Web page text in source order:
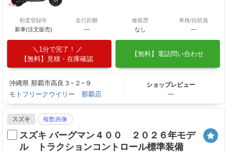
初度登録年
新車(注文販売)
走行距離
―
修復歴
なし
車検/自賠責
―
1分で完了！
【無料】見積・在庫確認
【無料】電話問い合わせ
沖縄県 那覇市高良３−２−９
モトフリークウイリー 那覇店
ショップレビュー
―
スズキ 複数画像
スズキ バーグマン４００ ２０２６年モデ
ル トラクションコントロール標準装備